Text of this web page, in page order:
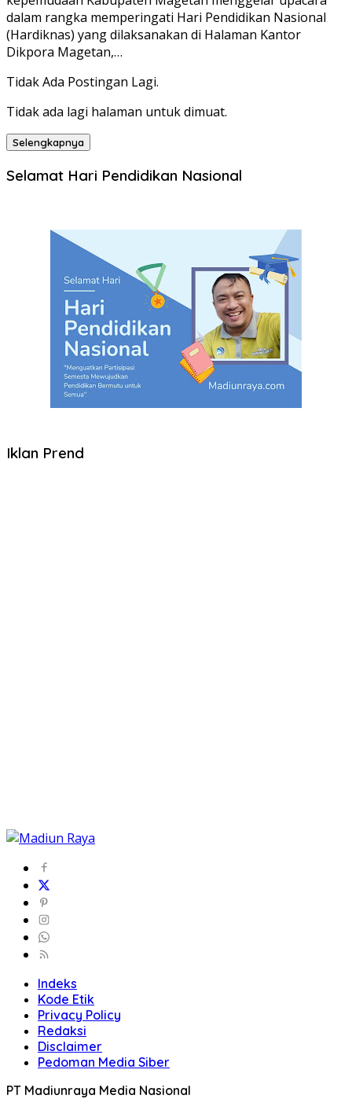
dalam rangka memperingati Hari Pendidikan Nasional
(Hardiknas) yang dilaksanakan di Halaman Kantor
Dikpora Magetan,…
Tidak Ada Postingan Lagi.
Tidak ada lagi halaman untuk dimuat.
Selengkapnya
Selamat Hari Pendidikan Nasional
Iklan Prend
Indeks
Kode Etik
Privacy Policy
Redaksi
Disclaimer
Pedoman Media Siber
PT Madiunraya Media Nasional